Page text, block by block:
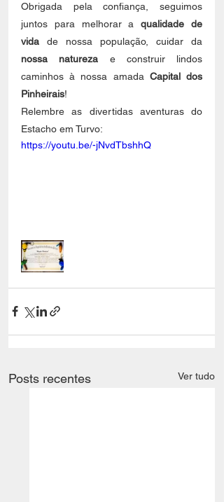
Obrigada pela confiança, seguimos
juntos para melhorar a qualidade de
vida
nossa natureza e construir lindos
caminhos à nossa amada Capital dos
Pinheirais!
Relembre as divertidas aventuras do
Estacho em Turvo:
https://youtu.be/-jNvdTbshhQ
Posts recentes Ver tudo